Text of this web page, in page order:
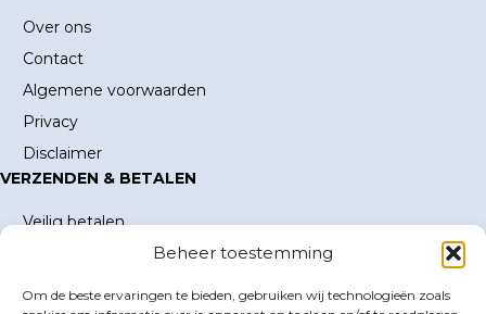
Beheer toestemming
Om de beste ervaringen te bieden, gebruiken wij technologieën zoals
Over ons
Contact
Algemene voorwaarden
Privacy
Disclaimer
VERZENDEN & BETALEN
Veilig betalen
Verzending en verzendkosten
MIJN ACCOUNT